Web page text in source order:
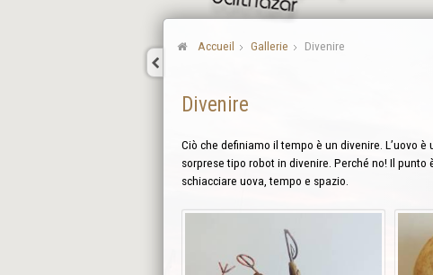
Accueil Gallerie Divenire
Divenire
Ciò che definiamo il tempo è un divenire. L’uovo
sorprese tipo robot in divenire. Perché no! Il
schiacciare uova, tempo e spazio.